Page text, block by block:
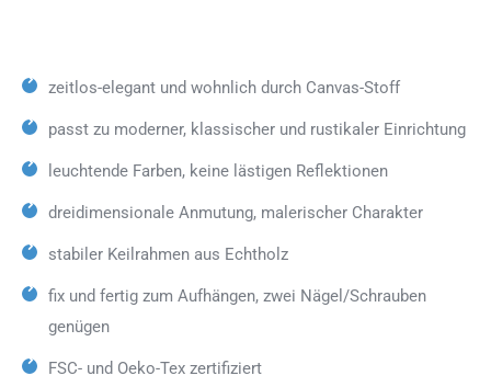
zeitlos-elegant und wohnlich durch Canvas-Stoff
passt zu moderner, klassischer und rustikaler Einrichtung
leuchtende Farben, keine lästigen Reflektionen
dreidimensionale Anmutung, malerischer Charakter
stabiler Keilrahmen aus Echtholz
fix und fertig zum Aufhängen, zwei Nägel/Schrauben
genügen
FSC- und Oeko-Tex zertifiziert